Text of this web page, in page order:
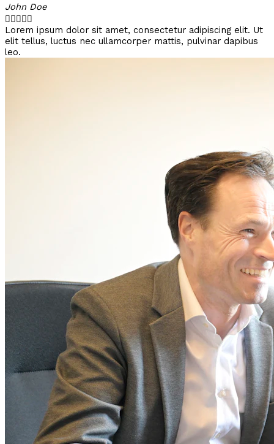
John Doe

Lorem ipsum dolor sit amet, consectetur adipiscing elit. Ut
elit tellus, luctus nec ullamcorper mattis, pulvinar dapibus
leo.